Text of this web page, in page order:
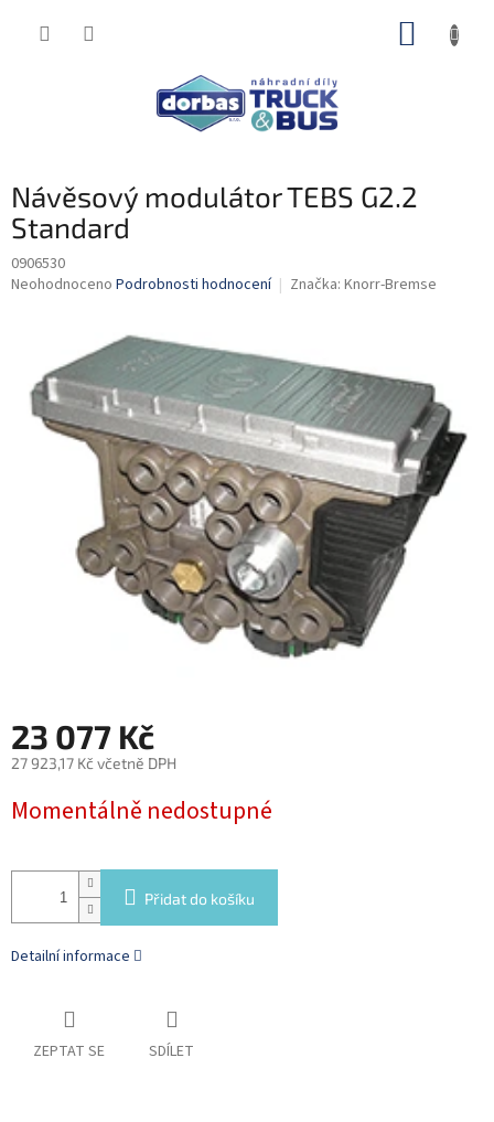
Návěsový modulátor TEBS G2.2
Standard
0906530
Průměrné
hvězdiček.
Neohodnoceno Podrobnosti hodnocení Značka: Knorr-Bremse
23 077 Kč
27 923,17 Kč včetně DPH
cena:
Momentálně nedostupné
Přidat do košíku
Detailní informace
ZEPTAT SE SDÍLET